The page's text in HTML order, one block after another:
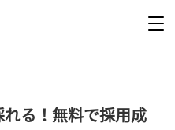
る！無料で採用成